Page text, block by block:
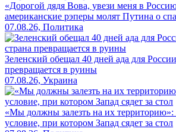
«Дорогой дядя Вова, увези меня в
американские рэперы молят Путина о
07.08.26, Политика
Зеленский обещал 40 дней ада для
превращается в руины
07.08.26, Украина
«Мы должны залезть на их территорию»:
условие, при котором Запад сядет за стол